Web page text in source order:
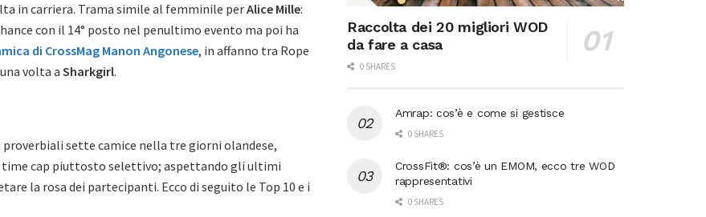
in carriera. Trama simile al femminile perAlice Mille:
con il 14° posto nel penultimo evento ma poi ha
di CrossMagManon Angonese, in affanno tra Rope
volta a Sharkgirl.
proverbiali sette camice nella tre giorni olandese,
time cap piuttosto selettivo; aspettando gli ultimi
la rosa dei partecipanti. Ecco di seguito le Top 10 e i
Raccolta dei 20 migliori WOD
da fare a casa
0 SHARES
Amrap: cos’è e come si gestisce
0 SHARES
CrossFit®: cos’è un EMOM, ecco tre WOD
rappresentativi
0 SHARES